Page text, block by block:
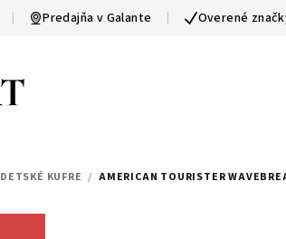
Predajňa v Galante Overené
DETSKÉ KUFRE / AMERICAN TOURISTER